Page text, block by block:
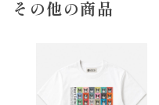
その他の商品